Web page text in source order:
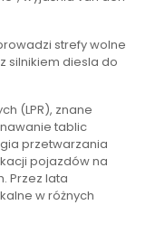
strefy wolne
silnikiem diesla do
(LPR), znane
tablic
przetwarzania
pojazdów na
Przez lata
w różnych